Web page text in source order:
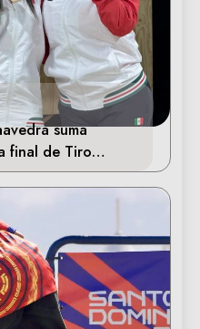
suma
final de Tiro